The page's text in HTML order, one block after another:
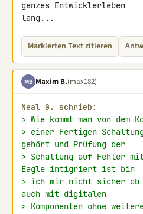
ganzes Entwicklerleben
lang...
Markierten Text zitieren
MB Maxim B.(max182)
Neal G. schrieb:
> Wie kommt man von dem
> einer Fertigen
gehört und Prüfung der
> Schaltung auf Fehler
Eagle intigriert ist bin
> ich mir nicht sicher ob
auch mit digitalen
> Komponenten ohne